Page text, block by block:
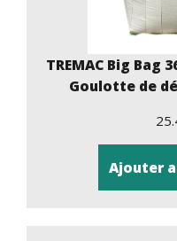
TREMAC Big Bag
Goulotte de
Ajouter